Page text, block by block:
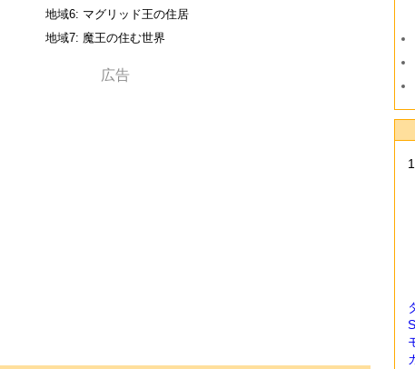
地域6: マグリッド王の住居
地域7: 魔王の住む世界